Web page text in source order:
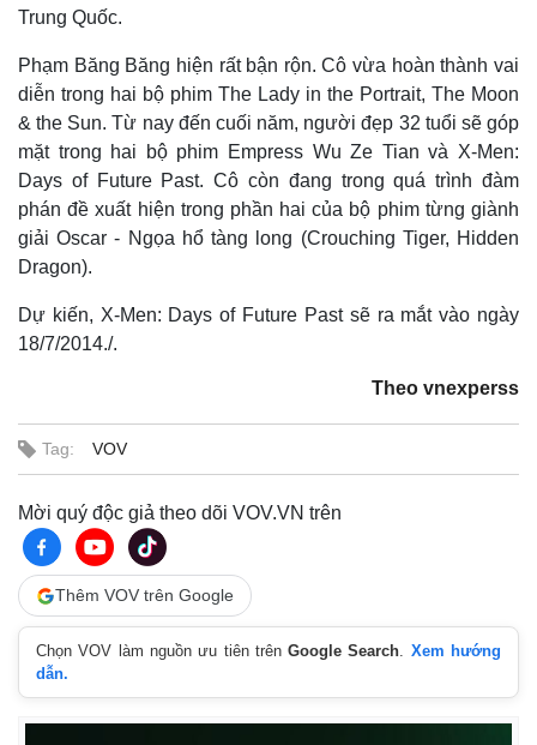
Quan sát
Cuộc sống đó đây
Hồ sơ
Video
E-Magazine
Infographic
Trung Quốc.
Phạm Băng Băng hiện rất bận rộn. Cô vừa hoàn thành vai
diễn trong hai bộ phim The Lady in the Portrait, The Moon
& the Sun. Từ nay đến cuối năm, người đẹp 32 tuổi sẽ góp
mặt trong hai bộ phim Empress Wu Ze Tian và X-Men:
Days of Future Past. Cô còn đang trong quá trình đàm
phán đề xuất hiện trong phần hai của bộ phim từng giành
giải Oscar - Ngọa hổ tàng long (Crouching Tiger, Hidden
Dragon).
Dự kiến, X-Men: Days of Future Past sẽ ra mắt vào ngày
18/7/2014./.
Theo vnexperss
Tag: VOV
Mời quý độc giả theo dõi VOV.VN trên
Thêm VOV trên Google
Chọn VOV làm nguồn ưu tiên trênGoogle Search. Xem hướng
dẫn.